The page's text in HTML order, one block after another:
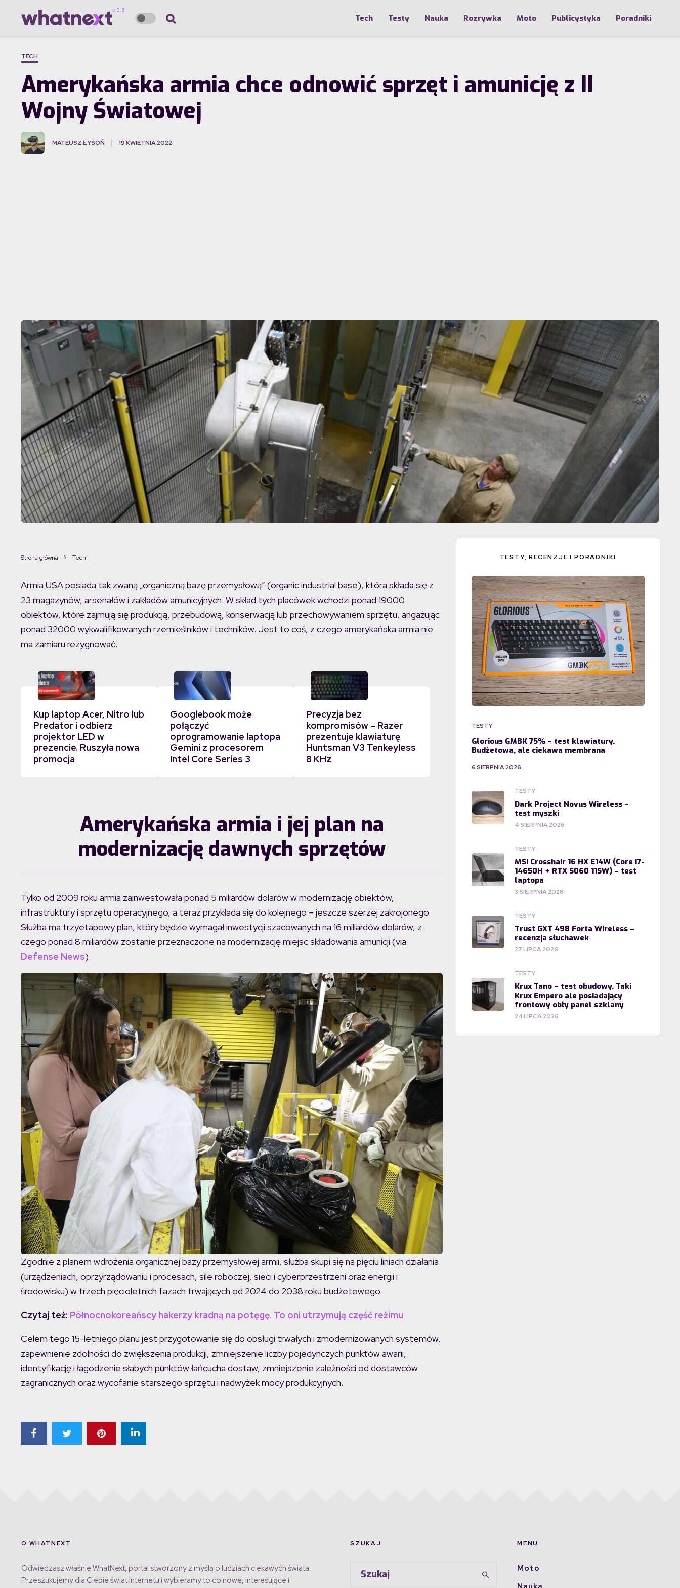
Tech Testy Nauka Rozrywka Moto Publicystyka Poradniki
TECH
Amerykańska armia chce odnowić sprzęt i amunicję z II
Wojny Światowej
MATEUSZ ŁYSOŃ 19 KWIETNIA 2022
Strona główna Tech
Armia USA posiada tak zwaną „organiczną bazę przemysłową” (organic industrial base), która składa się z
23 magazynów, arsenałów i zakładów amunicyjnych. W skład tych placówek wchodzi ponad 19000
obiektów, które zajmują się produkcją, przebudową, konserwacją lub przechowywaniem sprzętu, angażując
ponad 32000 wykwalifikowanych rzemieślników i techników. Jest to coś, z czego amerykańska armia nie
ma zamiaru rezygnować.
Kup laptop Acer, Nitro lub
Predator i odbierz
projektor LED w
prezencie. Ruszyła nowa
promocja
Googlebook może
połączyć
oprogramowanie laptopa
Gemini z procesorem
Intel Core Series 3
Precyzja bez
kompromisów – Razer
prezentuje klawiaturę
Huntsman V3 Tenkeyless
8 KHz
Amerykańska armia i jej plan na
modernizację dawnych sprzętów
Tylko od 2009 roku armia zainwestowała ponad 5 miliardów dolarów w modernizację obiektów,
infrastruktury i sprzętu operacyjnego, a teraz przykłada się do kolejnego – jeszcze szerzej zakrojonego.
Służba ma trzyetapowy plan, który będzie wymagał inwestycji szacowanych na 16 miliardów dolarów, z
czego ponad 8 miliardów zostanie przeznaczone na modernizację miejsc składowania amunicji (via
Defense News).
Zgodnie z planem wdrożenia organicznej bazy przemysłowej armii, służba skupi się na pięciu liniach działania
(urządzeniach, oprzyrządowaniu i procesach, sile roboczej, sieci i cyberprzestrzeni oraz energii i
środowisku) w trzech pięcioletnich fazach trwających od 2024 do 2038 roku budżetowego.
Czytaj też: Północnokoreańscy hakerzy kradną na potęgę. To oni utrzymują część reżimu
Celem tego 15-letniego planu jest przygotowanie się do obsługi trwałych i zmodernizowanych systemów,
zapewnienie zdolności do zwiększenia produkcji, zmniejszenie liczby pojedynczych punktów awarii,
identyfikację i łagodzenie słabych punktów łańcucha dostaw, zmniejszenie zależności od dostawców
zagranicznych oraz wycofanie starszego sprzętu i nadwyżek mocy produkcyjnych.
TESTY, RECENZJE I PORADNIKI
TESTY
Glorious GMBK 75% – test klawiatury.
Budżetowa, ale ciekawa membrana
6 SIERPNIA 2026
TESTY
Dark Project Novus Wireless –
test myszki
4 SIERPNIA 2026
TESTY
MSI Crosshair 16 HX E14W (Core i7-
14650H + RTX 5060 115W) – test
laptopa
3 SIERPNIA 2026
TESTY
Trust GXT 498 Forta Wireless –
recenzja słuchawek
27 LIPCA 2026
TESTY
Krux Tano – test obudowy. Taki
Krux Empero ale posiadający
frontowy obły panel szklany
24 LIPCA 2026
O WHATNEXT
Odwiedzasz właśnie WhatNext, portal stworzony z myślą o ludziach ciekawych świata.
Przeszukujemy dla Ciebie świat Internetu i wybieramy to co nowe, interesujące i
SZUKAJ MENU
Moto